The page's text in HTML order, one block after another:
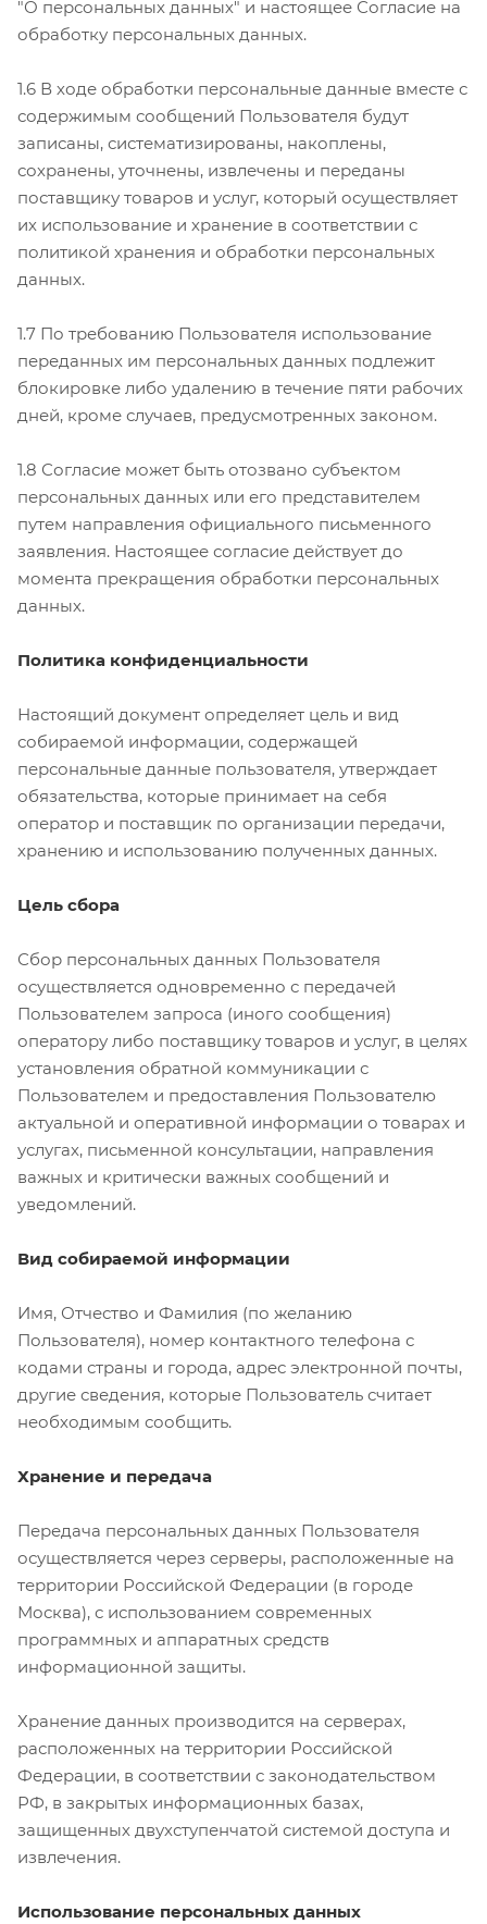
"О персональных данных" и настоящее Согласие на
обработку персональных данных.
1.6 В ходе обработки персональные данные вместе с
содержимым сообщений Пользователя будут
записаны, систематизированы, накоплены,
сохранены, уточнены, извлечены и переданы
поставщику товаров и услуг, который осуществляет
их использование и хранение в соответствии с
политикой хранения и обработки персональных
данных.
1.7 По требованию Пользователя использование
переданных им персональных данных подлежит
блокировке либо удалению в течение пяти рабочих
дней, кроме случаев, предусмотренных законом.
1.8 Согласие может быть отозвано субъектом
персональных данных или его представителем
путем направления официального письменного
заявления. Настоящее согласие действует до
момента прекращения обработки персональных
данных.
Политика конфиденциальности
Настоящий документ определяет цель и вид
собираемой информации, содержащей
персональные данные пользователя, утверждает
обязательства, которые принимает на себя
оператор и поставщик по организации передачи,
хранению и использованию полученных данных.
Цель сбора
Сбор персональных данных Пользователя
осуществляется одновременно с передачей
Пользователем запроса (иного сообщения)
оператору либо поставщику товаров и услуг, в целях
установления обратной коммуникации с
Пользователем и предоставления Пользователю
актуальной и оперативной информации о товарах и
услугах, письменной консультации, направления
важных и критически важных сообщений и
уведомлений.
Вид собираемой информации
Имя, Отчество и Фамилия (по желанию
Пользователя), номер контактного телефона с
кодами страны и города, адрес электронной почты,
другие сведения, которые Пользователь считает
необходимым сообщить.
Хранение и передача
Передача персональных данных Пользователя
осуществляется через серверы, расположенные на
территории Российской Федерации (в городе
Москва), с использованием современных
программных и аппаратных средств
информационной защиты.
Хранение данных производится на серверах,
расположенных на территории Российской
Федерации, в соответствии с законодательством
РФ, в закрытых информационных базах,
защищенных двухступенчатой системой доступа и
извлечения.
Использование персональных данных